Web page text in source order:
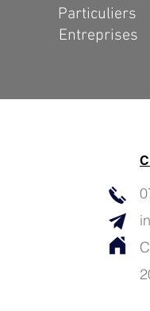
Particuliers
Entreprises